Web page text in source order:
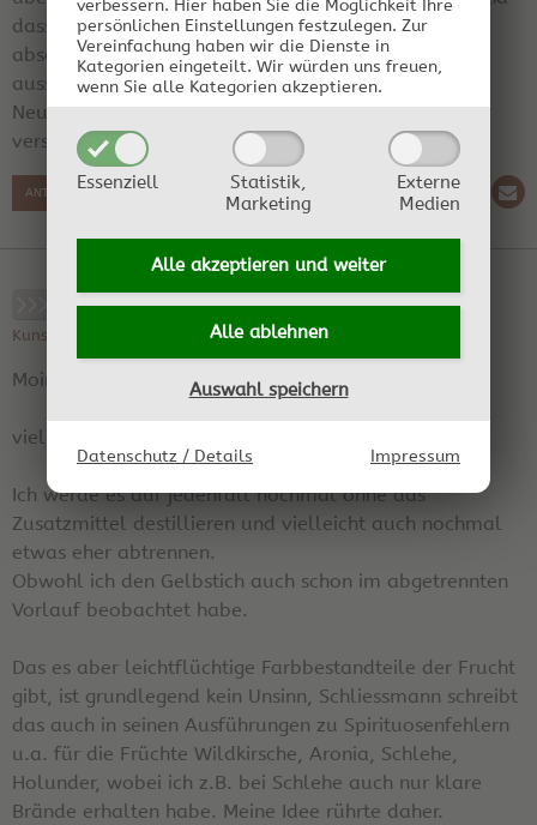
verbessern. Hier haben Sie die Möglichkeit Ihre
persönlichen Einstellungen festzulegen. Zur
Vereinfachung haben wir die Dienste in
Kategorien eingeteilt. Wir würden uns freuen,
wenn Sie alle Kategorien akzeptieren.
Essenziell
Statistik,
Marketing
Externe
Medien
Alle akzeptieren und weiter
Alle ablehnen
Auswahl speichern
Datenschutz / Details Impressum
dass die Quittenfarbe leicht flüchtig sein soll, ist
absoluter Unsinn. Auch wenn Du es als Ursache
ausschließt, solltest Du trotzdem - nur so aus
Neugierde - es einmal komplett ohne dem Mittel
versuchen.
ANTWORT SCHREIBEN
RE: Gelbstich im Quittenbrand
Kunstblume01 am 14.02.2024 06:26:15 | Region: Deutschland
Moin Toni,
vielen Dank für Deine Antwort.
Ich werde es auf jedenfall nochmal ohne das
Zusatzmittel destillieren und vielleicht auch nochmal
etwas eher abtrennen.
Obwohl ich den Gelbstich auch schon im abgetrennten
Vorlauf beobachtet habe.
Das es aber leichtflüchtige Farbbestandteile der Frucht
gibt, ist grundlegend kein Unsinn, Schliessmann schreibt
das auch in seinen Ausführungen zu Spirituosenfehlern
u.a. für die Früchte Wildkirsche, Aronia, Schlehe,
Holunder, wobei ich z.B. bei Schlehe auch nur klare
Brände erhalten habe. Meine Idee rührte daher.